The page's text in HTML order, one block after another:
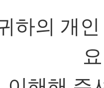
하의 개